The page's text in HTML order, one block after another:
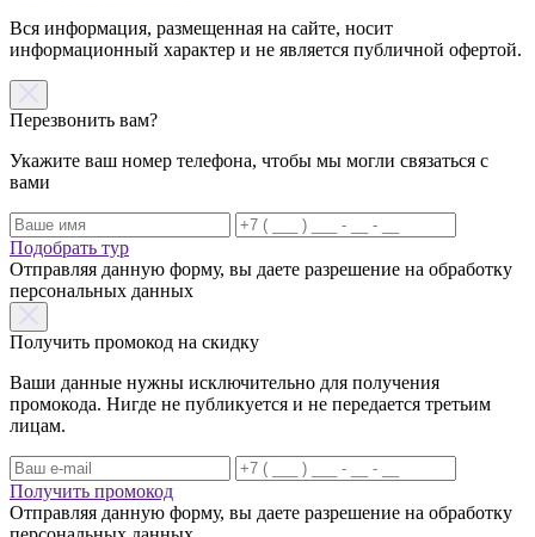
Вся информация, размещенная на сайте, носит
информационный характер и не является публичной офертой.
Перезвонить вам?
Укажите ваш номер телефона, чтобы мы могли связаться с
вами
Подобрать тур
Отправляя данную форму, вы даете разрешение на обработку
персональных данных
Получить промокод на скидку
Ваши данные нужны исключительно для получения
промокода. Нигде не публикуется и не передается третьим
лицам.
Получить промокод
Отправляя данную форму, вы даете разрешение на обработку